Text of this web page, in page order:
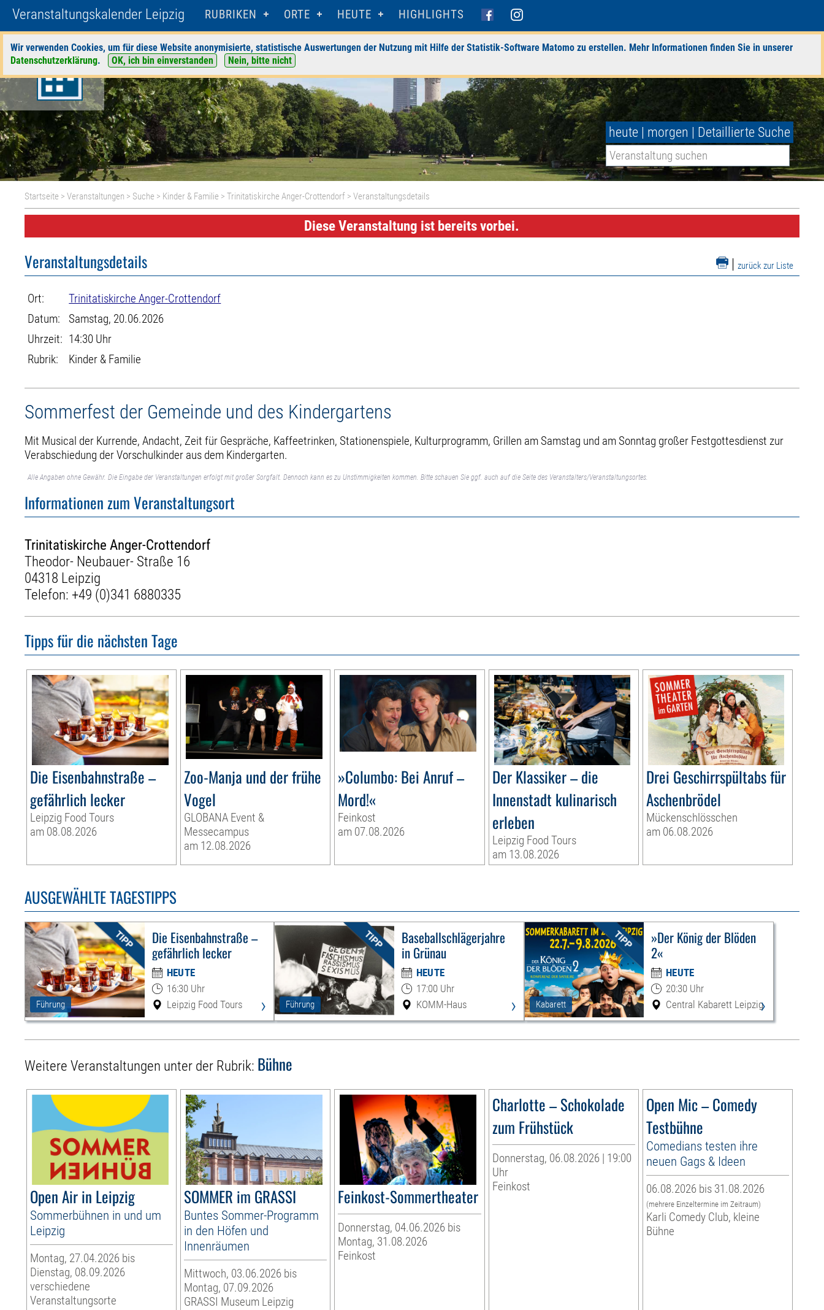
Veranstaltungskalender Leipzig RUBRIKEN ORTE HEUTE HIGHLIGHTS
Wir verwenden Cookies, um für diese Website anonymisierte, statistische Auswertungen der Nutzung mit Hilfe der Statistik-Software Matomo zu erstellen. Mehr Informationen finden Sie in unserer
Datenschutzerklärung. OK, ich bin einverstanden Nein, bitte nicht
heute | morgen | Detaillierte Suche
Startseite >Veranstaltungen > Suche > Kinder & Familie >Trinitatiskirche Anger-Crottendorf > Veranstaltungsdetails
Diese Veranstaltung ist bereits vorbei.
| zurück zur Liste
Veranstaltungsdetails
Ort:
Trinitatiskirche Anger-Crottendorf
Datum:
Samstag, 20.06.2026
Uhrzeit: 14:30 Uhr
Rubrik:
Kinder & Familie
Sommerfest der Gemeinde und des Kindergartens
Mit Musical der Kurrende, Andacht, Zeit für Gespräche, Kaffeetrinken, Stationenspiele, Kulturprogramm, Grillen am Samstag und am Sonntag großer Festgottesdienst zur
Verabschiedung der Vorschulkinder aus dem Kindergarten.
Alle Angaben ohne Gewähr. Die Eingabe der Veranstaltungen erfolgt mit großer Sorgfalt. Dennoch kann es zu Unstimmigkeiten kommen. Bitte schauen Sie ggf. auch auf die Seite des Veranstalters/Veranstaltungsortes.
Informationen zum Veranstaltungsort
Trinitatiskirche Anger-Crottendorf
Theodor- Neubauer- Straße 16
04318 Leipzig
Telefon: +49 (0)341 6880335
Tipps für die nächsten Tage
Die Eisenbahnstraße –
gefährlich lecker
Leipzig Food Tours
am 08.08.2026
Zoo-Manja und der frühe
Vogel
GLOBANA Event &
Messecampus
am 12.08.2026
»Columbo: Bei Anruf –
Mord!«
Feinkost
am 07.08.2026
Der Klassiker – die
Innenstadt kulinarisch
erleben
Leipzig Food Tours
am 13.08.2026
Drei Geschirrspültabs für
Aschenbrödel
Mückenschlösschen
am 06.08.2026
AUSGEWÄHLTE TAGESTIPPS
Führung
Die Eisenbahnstraße –
gefährlich lecker
HEUTE
16:30 Uhr
Leipzig Food Tours
› Führung
Baseballschlägerjahre
in Grünau
HEUTE
17:00 Uhr
KOMM-Haus
› Kabarett
»Der König der Blöden
2«
HEUTE
20:30 Uhr
Central Kabarett Leipzig›
Weitere Veranstaltungen unter der Rubrik: Bühne
Open Air in Leipzig
Sommerbühnen in und um
Leipzig
Montag, 27.04.2026 bis
Dienstag, 08.09.2026
verschiedene
Veranstaltungsorte
SOMMER im GRASSI
Buntes Sommer-Programm
in den Höfen und
Innenräumen
Mittwoch, 03.06.2026 bis
Montag, 07.09.2026
GRASSI Museum Leipzig
Feinkost-Sommertheater
Donnerstag, 04.06.2026 bis
Montag, 31.08.2026
Feinkost
Charlotte – Schokolade
zum Frühstück
Donnerstag, 06.08.2026 | 19:00
Uhr
Feinkost
Open Mic – Comedy
Testbühne
Comedians testen ihre
neuen Gags & Ideen
06.08.2026 bis 31.08.2026
(mehrere Einzeltermine im Zeitraum)
Karli Comedy Club, kleine
Bühne